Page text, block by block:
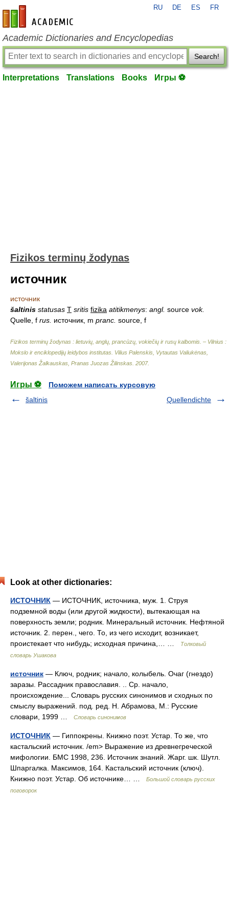
en-academic.com
RU DE ES FR
Academic Dictionaries and Encyclopedias
Search!
Interpretations Translations Books Игры ⚽
Fizikos terminų žodynas
источник
источник
šaltinis statusas T sritis fizika atitikmenys: angl. source vok.
Quelle, f rus. источник, m pranc. source, f
Fizikos terminų žodynas : lietuvių, anglų, prancūzų, vokiečių ir rusų kalbomis. – Vilnius :
Mokslo ir enciklopedijų leidybos institutas Vilius Palenskis, Vytautas Valiukėnas,
Valerijonas Žalkauskas, Pranas Juozas Žilinskas 2007.
Игры ⚽
Поможем написать курсовую
šaltinis
Quellendichte
Look at other dictionaries:
ИСТОЧНИК — ИСТОЧНИК, источника, муж. 1. Струя
подземной воды (или другой жидкости), вытекающая на
поверхность земли; родник. Минеральный источник. Нефтяной
источник. 2. перен., чего. То, из чего исходит, возникает,
проистекает что нибудь; исходная причина,… …
Толковый
словарь Ушакова
источник — Ключ, родник; начало, колыбель. Очаг (гнездо)
заразы. Рассадник православия. .. Ср. начало,
происхождение... Словарь русских синонимов и сходных по
смыслу выражений. под. ред. Н. Абрамова, М.: Русские
словари, 1999 …
Словарь синонимов
ИСТОЧНИК — Гиппокрены. Книжно поэт. Устар. То же, что
кастальский источник. /em> Выражение из древнегреческой
мифологии. БМС 1998, 236. Источник знаний. Жарг. шк. Шутл.
Шпаргалка. Максимов, 164. Кастальский источник (ключ).
Книжно поэт. Устар. Об источнике… …
Большой словарь русских
поговорок